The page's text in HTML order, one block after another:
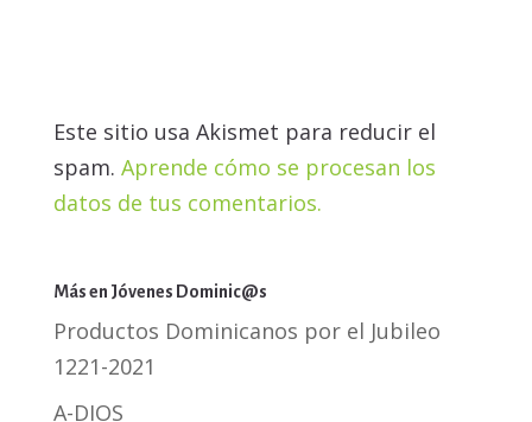
Este sitio usa Akismet para reducir el
spam. Aprende cómo se procesan los
datos de tus comentarios.
Más en Jóvenes Dominic@s
Productos Dominicanos por el Jubileo
1221-2021
A-DIOS